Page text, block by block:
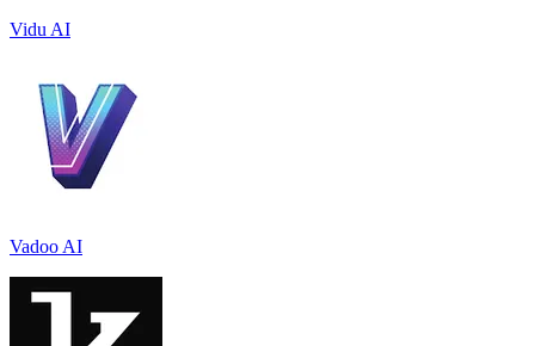
Vidu AI
Vadoo AI